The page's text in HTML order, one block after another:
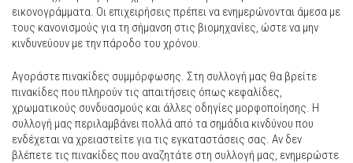
εικονογράμματα. Οι επιχειρήσεις πρέπει να ενημερώνονται άμεσα με
τους κανονισμούς για τη σήμανση στις βιομηχανίες, ώστε να μην
κινδυνεύουν με την πάροδο του χρόνου.
Αγοράστε πινακίδες συμμόρφωσης. Στη συλλογή μας θα βρείτε
πινακίδες που πληρούν τις απαιτήσεις όπως κεφαλίδες,
χρωματικούς συνδυασμούς και άλλες οδηγίες μορφοποίησης. Η
συλλογή μας περιλαμβάνει πολλά από τα σημάδια κινδύνου που
ενδέχεται να χρειαστείτε για τις εγκαταστάσεις σας. Αν δεν
βλέπετε τις πινακίδες που αναζητάτε στη συλλογή μας, ενημερώστε